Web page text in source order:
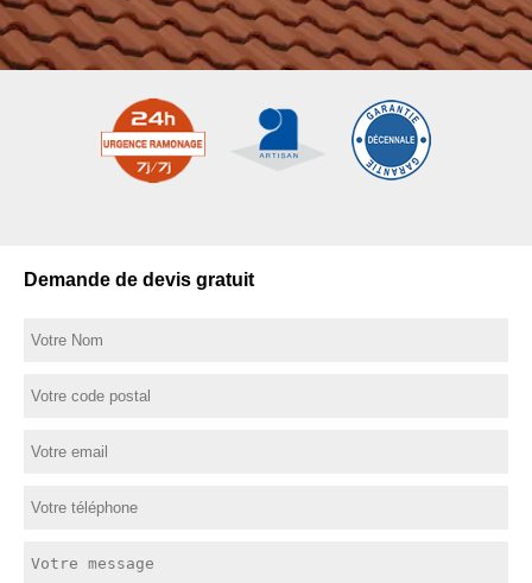
Demande de devis gratuit